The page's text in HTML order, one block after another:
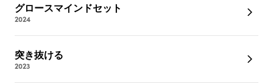
グロースマインドセット
2024
突き抜ける
2023